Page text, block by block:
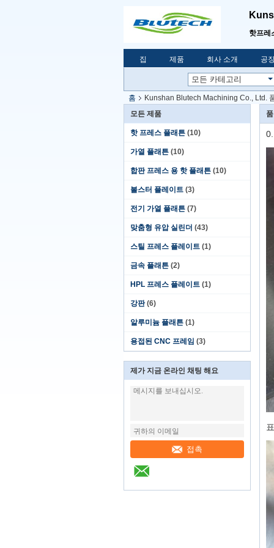
핫프레
집 제품 회사 소개 공
홈
Kunshan Blutech Machining Co., Ltd.
모든 제품
핫 프레스 플래튼 (10)
가열 플래튼 (10)
합판 프레스 용 핫 플래튼 (10)
볼스터 플레이트 (3)
전기 가열 플래튼 (7)
맞춤형 유압 실린더 (43)
스틸 프레스 플레이트 (1)
금속 플래튼 (2)
HPL 프레스 플레이트 (1)
강판 (6)
알루미늄 플래튼 (1)
용접된 CNC 프레임 (3)
제가 지금 온라인 채팅 해요
접촉